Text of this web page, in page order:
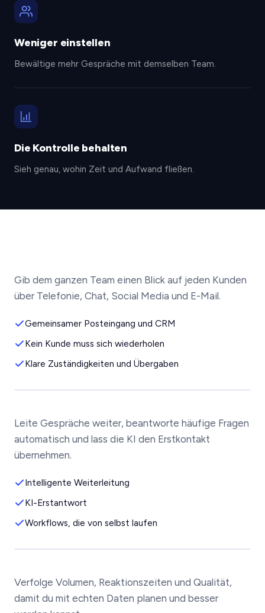
Weniger einstellen
Bewältige mehr Gespräche mit demselben Team.
Die Kontrolle behalten
Sieh genau, wohin Zeit und Aufwand fließen.
Gib dem ganzen Team einen Blick auf jeden Kunden
über Telefonie, Chat, Social Media und E-Mail.
Gemeinsamer Posteingang und CRM
Kein Kunde muss sich wiederholen
Klare Zuständigkeiten und Übergaben
Leite Gespräche weiter, beantworte häufige Fragen
automatisch und lass die KI den Erstkontakt
übernehmen.
Intelligente Weiterleitung
KI-Erstantwort
Workflows, die von selbst laufen
Verfolge Volumen, Reaktionszeiten und Qualität,
damit du mit echten Daten planen und besser